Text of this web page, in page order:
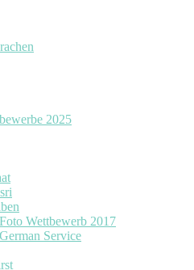
2025
Wettbewerb 2017
Service